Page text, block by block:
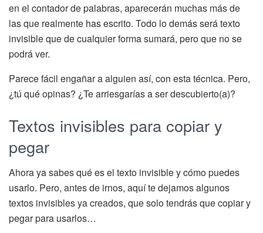
en el contador de palabras, aparecerán muchas más de
las que realmente has escrito. Todo lo demás será texto
invisible que de cualquier forma sumará, pero que no se
podrá ver.
Parece fácil engañar a alguien así, con esta técnica. Pero,
¿tú qué opinas? ¿Te arriesgarías a ser descubierto(a)?
Textos invisibles para copiar y
pegar
Ahora ya sabes qué es el texto invisible y cómo puedes
usarlo. Pero, antes de irnos, aquí te dejamos algunos
textos invisibles ya creados, que solo tendrás que copiar y
pegar para usarlos…